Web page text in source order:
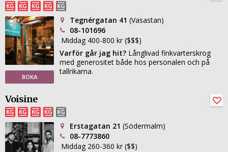
BOKA
Tegnérgatan 41 (Vasastan)
08-101696
Middag 400-800 kr ($$$)
Varför går jag hit? Långlivad finkvarterskrog
med generositet både hos personalen och på
tallrikarna.
Voisine
Erstagatan 21 (Södermalm)
08-7773860
Middag 260-360 kr ($$)